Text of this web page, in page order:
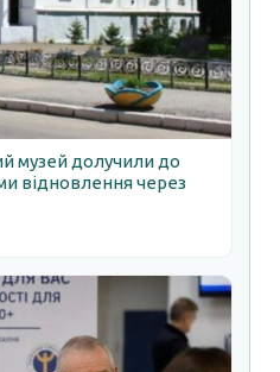
музей долучили до
відновлення через